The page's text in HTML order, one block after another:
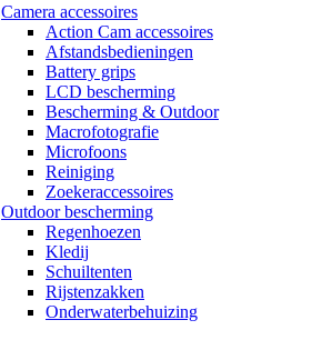
Camera accessoires
Action Cam accessoires
Afstandsbedieningen
Battery grips
LCD bescherming
Bescherming & Outdoor
Macrofotografie
Microfoons
Reiniging
Zoekeraccessoires
Outdoor bescherming
Regenhoezen
Kledij
Schuiltenten
Rijstenzakken
Onderwaterbehuizing